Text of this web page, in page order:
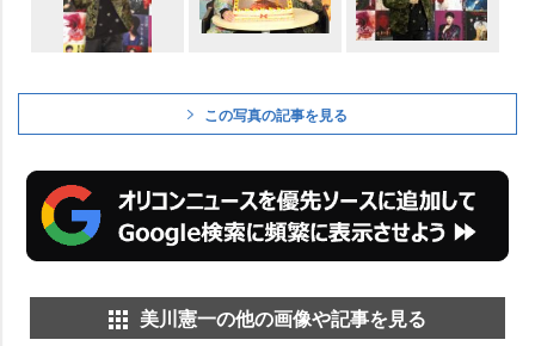
この写真の記事を見る
美川憲一の他の画像や記事を見る